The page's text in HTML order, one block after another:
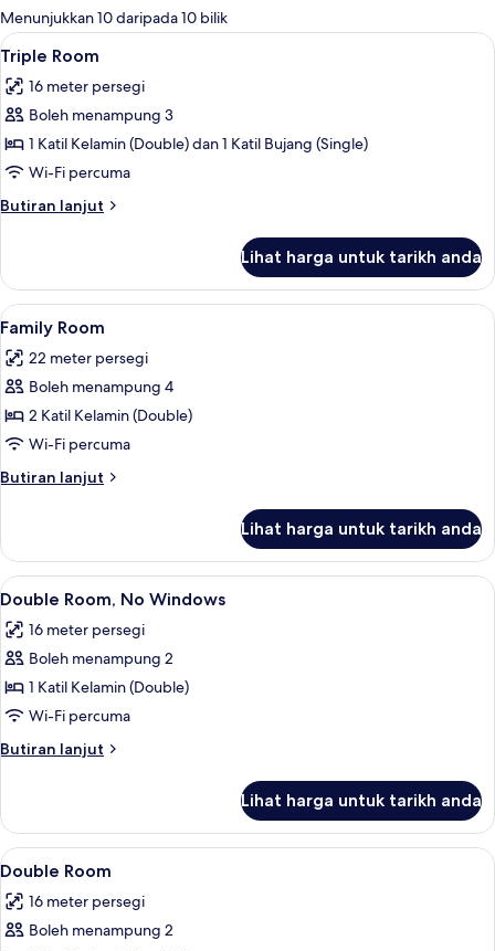
tersedia
untuk
bilik
Menunjukkan 10 daripada 10 bilik
Lihat
semua
foto
untuk
Triple
Room
Triple Room | Kalis bunyi, seterika/
5
Triple Room
16 meter persegi
Boleh menampung 3
1 Katil Kelamin (Double) dan 1 Katil Bujang (Single)
Wi-Fi percuma
Butiran lanjut
Butiran
Room
Lihat harga untuk tarikh anda
Lihat
semua
foto
untuk
Family
Room
Family Room | Kalis bunyi, seterika/
5
Family Room
22 meter persegi
Boleh menampung 4
2 Katil Kelamin (Double)
Wi-Fi percuma
Butiran lanjut
Butiran
Room
Lihat harga untuk tarikh anda
Lihat
semua
foto
untuk
Double
Room,
No
Windows
Kalis bunyi, seterika/papan seterika,
5
Double Room, No Windows
16 meter persegi
Boleh menampung 2
1 Katil Kelamin (Double)
Wi-Fi percuma
Butiran lanjut
Butiran
Room,
No
Windows
Lihat harga untuk tarikh anda
Lihat
semua
foto
untuk
Kalis bunyi, seterika/papan seterika,
5
Double Room
16 meter persegi
Boleh menampung 2